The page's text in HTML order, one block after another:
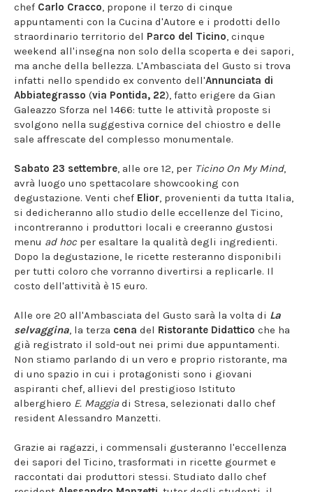
chef Carlo Cracco, propone il terzo di cinque
appuntamenti con la Cucina d'Autore e i prodotti dello
straordinario territorio del Parco del Ticino, cinque
weekend all'insegna non solo della scoperta e dei sapori,
ma anche della bellezza. L'Ambasciata del Gusto si trova
infatti nello spendido ex convento dell'Annunciata di
Abbiategrasso (via Pontida, 22), fatto erigere da Gian
Galeazzo Sforza nel 1466: tutte le attività proposte si
svolgono nella suggestiva cornice del chiostro e delle
sale affrescate del complesso monumentale.
Sabato 23 settembre, alle ore 12, per Ticino On My Mind,
avrà luogo uno spettacolare showcooking con
degustazione. Venti chef Elior, provenienti da tutta Italia,
si dedicheranno allo studio delle eccellenze del Ticino,
incontreranno i produttori locali e creeranno gustosi
menu ad hoc per esaltare la qualità degli ingredienti.
Dopo la degustazione, le ricette resteranno disponibili
per tutti coloro che vorranno divertirsi a replicarle. Il
costo dell'attività è 15 euro.
Alle ore 20 all'Ambasciata del Gusto sarà la volta di La
selvaggina, la terza cena del Ristorante Didattico che ha
già registrato il sold-out nei primi due appuntamenti.
Non stiamo parlando di un vero e proprio ristorante, ma
di uno spazio in cui i protagonisti sono i giovani
aspiranti chef, allievi del prestigioso Istituto
alberghiero E. Maggiadi Stresa, selezionati dallo chef
resident Alessandro Manzetti.
Grazie ai ragazzi, i commensali gusteranno l'eccellenza
dei sapori del Ticino, trasformati in ricette gourmet e
raccontati dai produttori stessi. Studiato dallo chef